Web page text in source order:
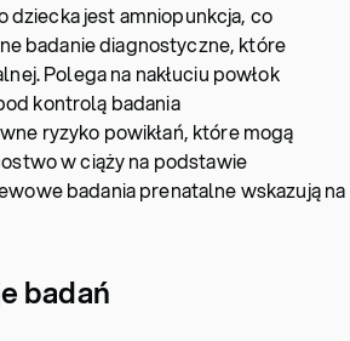
dziecka jest amniopunkcja, co
badanie diagnostyczne, które
Polega na nakłuciu powłok
kontrolą badania
ryzyko powikłań, które mogą
w ciąży na podstawie
badania prenatalne wskazują na
badań